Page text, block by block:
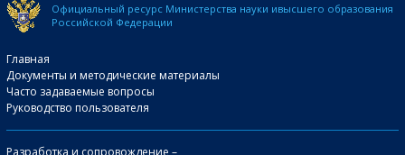
Официальный ресурс Министерства науки ивысшего образования
Российской Федерации
Главная
Документы и методические материалы
Часто задаваемые вопросы
Руководство пользователя
Разработка и сопровождение –